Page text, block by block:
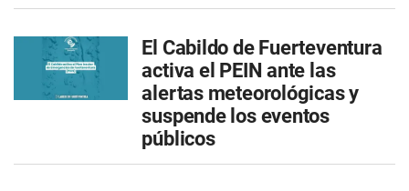
El Cabildo de Fuerteventura
activa el PEIN ante las
alertas meteorológicas y
suspende los eventos
públicos